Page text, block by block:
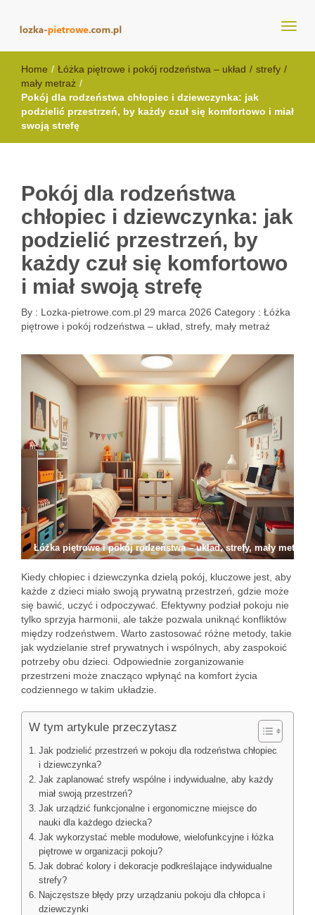
lozka-pietrowe.com.pl
Home / Łóżka piętrowe i pokój rodzeństwa – układ / strefy /
mały metraż /
Pokój dla rodzeństwa chłopiec i dziewczynka: jak
podzielić przestrzeń, by każdy czuł się komfortowo i miał
swoją strefę
Pokój dla rodzeństwa
chłopiec i dziewczynka: jak
podzielić przestrzeń, by
każdy czuł się komfortowo
i miał swoją strefę
By : Lozka-pietrowe.com.pl 29 marca 2026 Category : Łóżka
piętrowe i pokój rodzeństwa – układ, strefy, mały metraż
Łóżka piętrowe i pokój rodzeństwa – układ, strefy, mały metraż
Kiedy chłopiec i dziewczynka dzielą pokój, kluczowe jest, aby
każde z dzieci miało swoją prywatną przestrzeń, gdzie może
się bawić, uczyć i odpoczywać. Efektywny podział pokoju nie
tylko sprzyja harmonii, ale także pozwala uniknąć konfliktów
między rodzeństwem. Warto zastosować różne metody, takie
jak wydzielanie stref prywatnych i wspólnych, aby zaspokoić
potrzeby obu dzieci. Odpowiednie zorganizowanie
przestrzeni może znacząco wpłynąć na komfort życia
codziennego w takim układzie.
W tym artykule przeczytasz
Jak podzielić przestrzeń w pokoju dla rodzeństwa chłopiec
i dziewczynka?
Jak zaplanować strefy wspólne i indywidualne, aby każdy
miał swoją przestrzeń?
Jak urządzić funkcjonalne i ergonomiczne miejsce do
nauki dla każdego dziecka?
Jak wykorzystać meble modułowe, wielofunkcyjne i łóżka
piętrowe w organizacji pokoju?
Jak dobrać kolory i dekoracje podkreślające indywidualne
strefy?
Najczęstsze błędy przy urządzaniu pokoju dla chłopca i
dziewczynki